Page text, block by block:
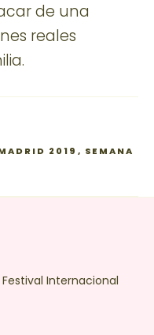
de una
reales
2019 , SEMANA
Festival Internacional